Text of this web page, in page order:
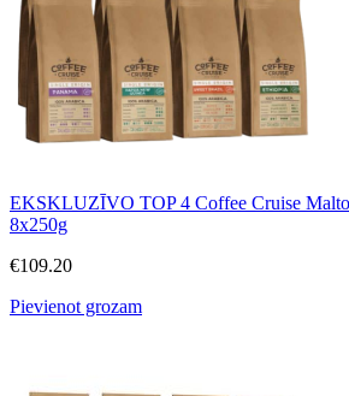
EKSKLUZĪVO TOP 4 Coffee Cruise
8x250g
€109.20
Pievienot grozam